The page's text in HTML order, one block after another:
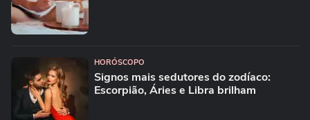
HORÓSCOPO
Signos mais sedutores do zodíaco:
Escorpião, Áries e Libra brilham